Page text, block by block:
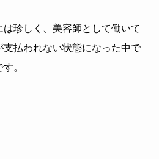
は珍しく、美容師として働いて
払われない状態になった中で
。